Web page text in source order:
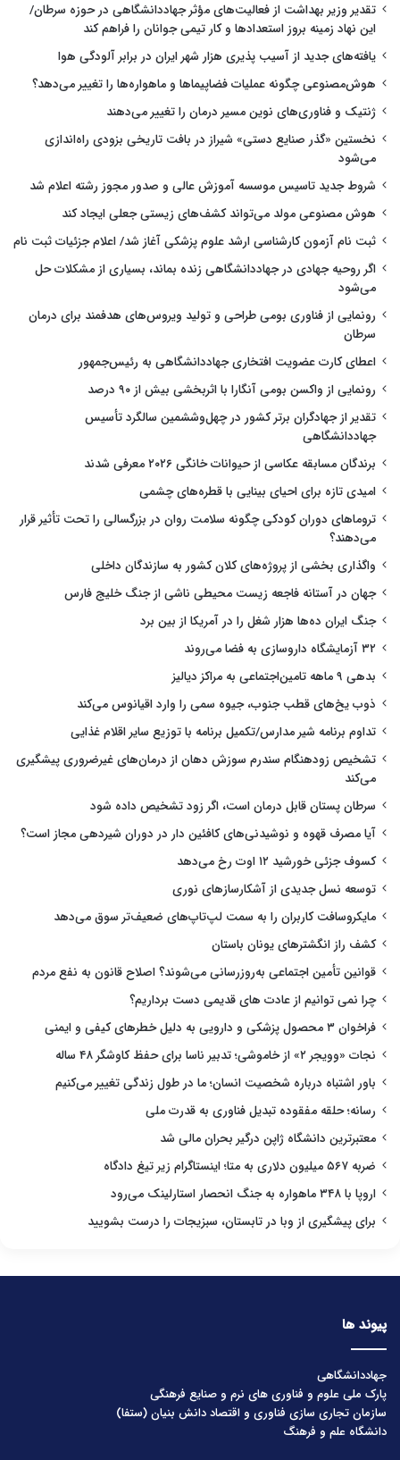
تقدیر وزیر بهداشت از فعالیت‌های مؤثر جهاددانشگاهی در حوزه سرطان/
این نهاد زمینه بروز استعدادها و کار تیمی جوانان را فراهم کند
یافته‌های جدید از آسیب پذیری هزار شهر ایران در برابر آلودگی هوا
هوش‌مصنوعی چگونه عملیات فضاپیماها و ماهواره‌ها را تغییر می‌دهد؟
ژنتیک و فناوری‌های نوین مسیر درمان را تغییر می‌دهند
نخستین «گذر صنایع دستی» شیراز در بافت تاریخی بزودی راه‌اندازی
می‌شود
شروط جدید تاسیس موسسه آموزش عالی و صدور مجوز رشته اعلام شد
هوش مصنوعی مولد می‌تواند کشف‌های زیستی جعلی ایجاد کند
ثبت نام آزمون کارشناسی ارشد علوم پزشکی آغاز شد/ اعلام جزئیات ثبت نام
اگر روحیه جهادی در جهاددانشگاهی زنده بماند، بسیاری از مشکلات حل
می‌شود
رونمایی از فناوری بومی طراحی و تولید ویروس‌های هدفمند برای درمان
سرطان
اعطای کارت عضویت افتخاری جهاددانشگاهی به رئیس‌جمهور
رونمایی از واکسن بومی آنگارا با اثربخشی بیش از ۹۰ درصد
تقدیر از جهادگران برتر کشور در چهل‌وششمین سالگرد تأسیس
جهاددانشگاهی
برندگان مسابقه عکاسی از حیوانات خانگی ۲۰۲۶ معرفی شدند
امیدی تازه برای احیای بینایی با قطره‌های چشمی
تروماهای دوران کودکی چگونه سلامت روان در بزرگسالی را تحت تأثیر قرار
می‌دهند؟
واگذاری بخشی از پروژه‌های کلان کشور به سازندگان داخلی
جهان در آستانه فاجعه زیست محیطی ناشی از جنگ خلیج فارس
جنگ ایران ده‌ها هزار شغل را در آمریکا از بین برد
۳۲ آزمایشگاه داروسازی به فضا می‌روند
بدهی ۹ ماهه تامین‌اجتماعی به مراکز دیالیز
ذوب یخ‌های قطب جنوب، جیوه سمی را وارد اقیانوس می‌کند
تداوم برنامه شیر مدارس/تکمیل برنامه با توزیع سایر اقلام غذایی
تشخیص زودهنگام سندرم سوزش دهان از درمان‌های غیرضروری پیشگیری
می‌کند
سرطان پستان قابل درمان است، اگر زود تشخیص داده شود
آیا مصرف قهوه و نوشیدنی‌های کافئین دار در دوران شیردهی مجاز است؟
کسوف جزئی خورشید ۱۲ اوت رخ می‌دهد
توسعه نسل جدیدی از آشکارسازهای نوری
مایکروسافت کاربران را به سمت لپ‌تاپ‌های ضعیف‌تر سوق می‌دهد
کشف راز انگشترهای یونان باستان
قوانین تأمین اجتماعی به‌روزرسانی می‌شوند؟ اصلاح قانون به نفع مردم
چرا نمی توانیم از عادت های قدیمی دست برداریم؟
فراخوان ۳ محصول پزشکی و دارویی به دلیل خطرهای کیفی و ایمنی
نجات «وویجر ۲» از خاموشی؛ تدبیر ناسا برای حفظ کاوشگر ۴۸ ساله
باور اشتباه درباره شخصیت انسان؛ ما در طول زندگی تغییر می‌کنیم
رسانه؛ حلقه مفقوده تبدیل فناوری به قدرت ملی
معتبرترین دانشگاه ژاپن درگیر بحران مالی شد
ضربه ۵۶۷ میلیون دلاری به متا؛ اینستاگرام زیر تیغ دادگاه
اروپا با ۳۴۸ ماهواره به جنگ انحصار استارلینک می‌رود
برای پیشگیری از وبا در تابستان، سبزیجات را درست بشویید
پیوند ها
جهاددانشگاهی
پارک ملی علوم و فناوری های نرم و صنایع فرهنگی
سازمان تجاری سازی فناوری و اقتصاد دانش بنیان (ستفا)
دانشگاه علم و فرهنگ